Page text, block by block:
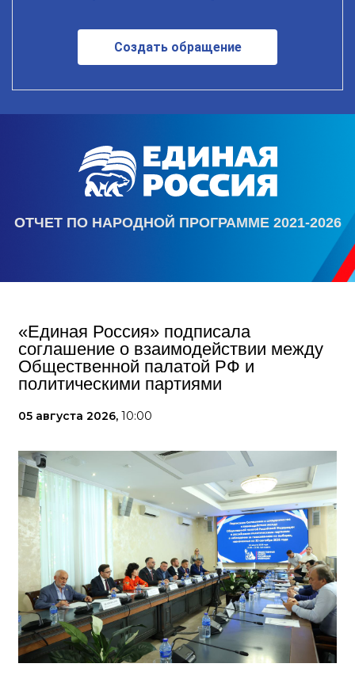
Создать обращение
ОТЧЕТ ПО НАРОДНОЙ ПРОГРАММЕ 2021-2026
«Единая Россия» подписала
соглашение о взаимодействии между
Общественной палатой РФ и
политическими партиями
05 августа 2026, 10:00